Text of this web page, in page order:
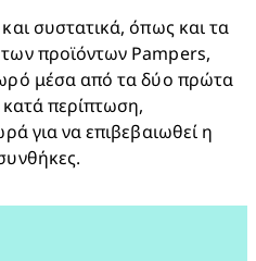
συστατικά, όπως και τα
προϊόντων Pampers,
μέσα από τα δύο πρώτα
περίπτωση,
για να επιβεβαιωθεί η